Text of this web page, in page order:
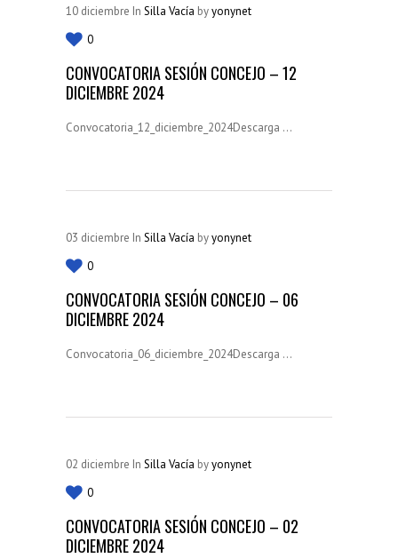
Resoluciones
Resoluciones Municipales
10 diciembre In Silla Vacía byyonynet
0
CONVOCATORIA SESIÓN CONCEJO – 12
DICIEMBRE 2024
Convocatoria_12_diciembre_2024Descarga ...
03 diciembre In Silla Vacía byyonynet
0
CONVOCATORIA SESIÓN CONCEJO – 06
DICIEMBRE 2024
Convocatoria_06_diciembre_2024Descarga ...
02 diciembre In Silla Vacía byyonynet
0
CONVOCATORIA SESIÓN CONCEJO – 02
DICIEMBRE 2024